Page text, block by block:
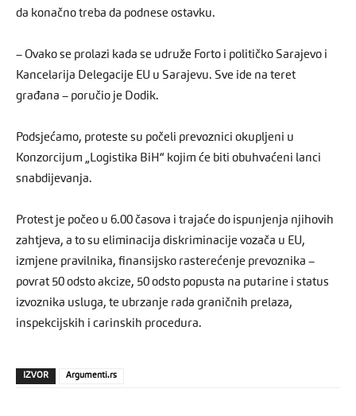
da konačno treba da podnese ostavku.
– Ovako se prolazi kada se udruže Forto i političko Sarajevo i
Kancelarija Delegacije EU u Sarajevu. Sve ide na teret
građana – poručio je Dodik.
Podsjećamo, proteste su počeli prevoznici okupljeni u
Konzorcijum „Logistika BiH“ kojim će biti obuhvaćeni lanci
snabdijevanja.
Protest je počeo u 6.00 časova i trajaće do ispunjenja njihovih
zahtjeva, a to su eliminacija diskriminacije vozača u EU,
izmjene pravilnika, finansijsko rasterećenje prevoznika –
povrat 50 odsto akcize, 50 odsto popusta na putarine i status
izvoznika usluga, te ubrzanje rada graničnih prelaza,
inspekcijskih i carinskih procedura.
IZVOR Argumenti.rs